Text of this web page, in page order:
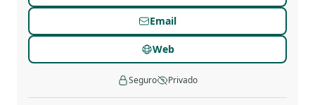
Email
Web
Seguro Privado